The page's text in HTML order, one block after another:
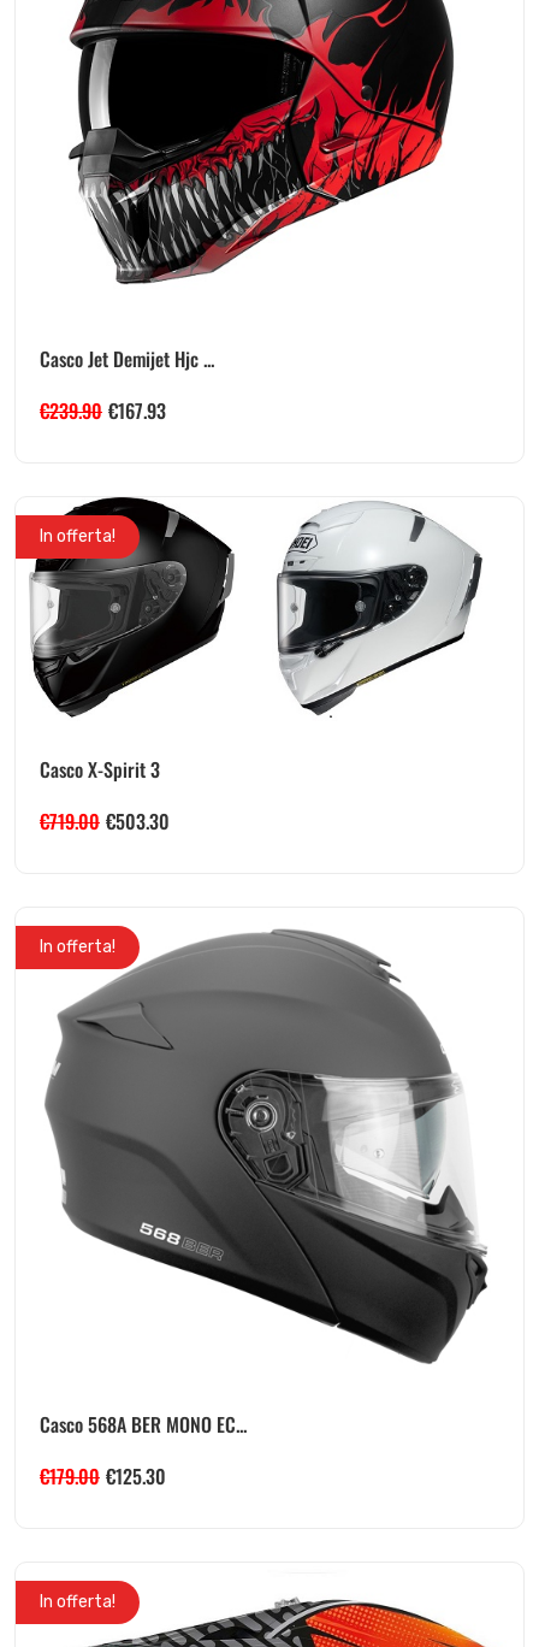
Casco Jet Demijet Hjc ...
€239.90 €167.93
In offerta!
Casco X-Spirit 3
€719.00 €503.30
In offerta!
Casco 568A BER MONO EC...
€179.00 €125.30
In offerta!